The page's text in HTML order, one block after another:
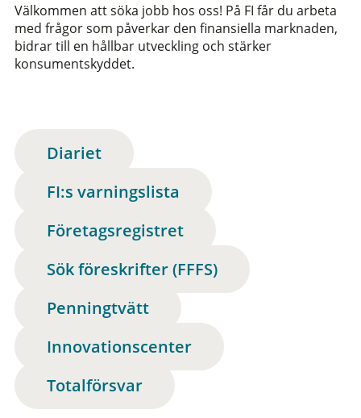
Välkommen att söka jobb hos oss! På FI får du arbeta
med frågor som påverkar den finansiella marknaden,
bidrar till en hållbar utveckling och stärker
konsumentskyddet.
Diariet
FI:s varningslista
Företagsregistret
Sök föreskrifter (FFFS)
Penningtvätt
Innovationscenter
Totalförsvar